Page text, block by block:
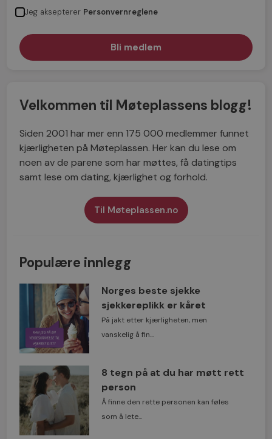
Jeg aksepterer Personvernreglene
Velkommen til Møteplassens blogg!
Siden 2001 har mer enn 175 000 medlemmer funnet
kjærligheten på Møteplassen. Her kan du lese om
noen av de parene som har møttes, få datingtips
samt lese om dating, kjærlighet og forhold.
Til Møteplassen.no
Populære innlegg
Norges beste sjekke
sjekkereplikk er kåret
På jakt etter kjærligheten, men
vanskelig å fin...
8 tegn på at du har møtt rett
person
Å finne den rette personen kan føles
som å lete...